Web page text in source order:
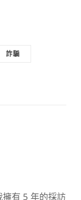
詐騙
擁有 5 年的採訪